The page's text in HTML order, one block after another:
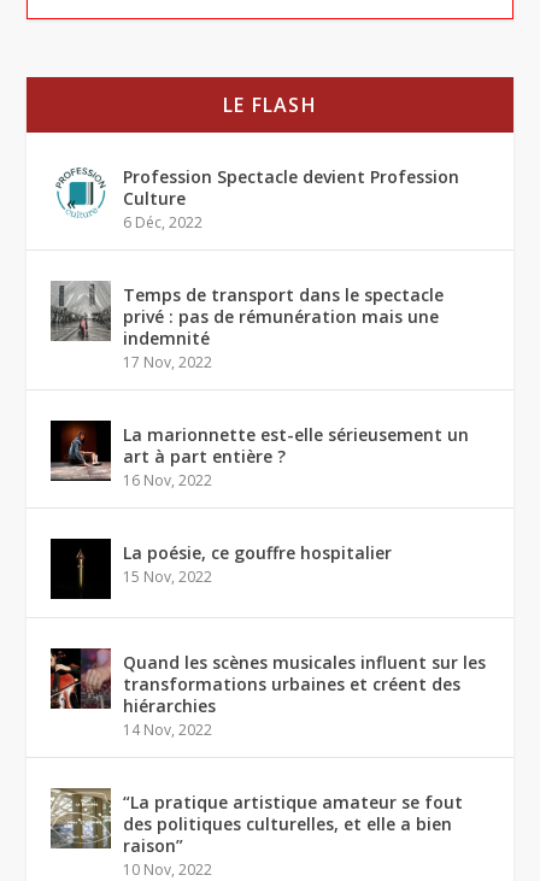
LE FLASH
Profession Spectacle devient Profession
Culture
6 Déc, 2022
Temps de transport dans le spectacle
privé : pas de rémunération mais une
indemnité
17 Nov, 2022
La marionnette est-elle sérieusement un
art à part entière ?
16 Nov, 2022
La poésie, ce gouffre hospitalier
15 Nov, 2022
Quand les scènes musicales influent sur les
transformations urbaines et créent des
hiérarchies
14 Nov, 2022
“La pratique artistique amateur se fout
des politiques culturelles, et elle a bien
raison”
10 Nov, 2022